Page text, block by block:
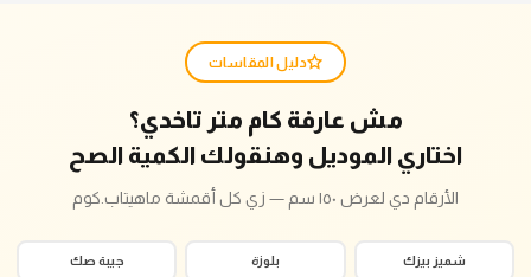
دليل المقاسات
مش عارفة كام متر تاخدي؟
اختاري الموديل وهنقولك الكمية الصح
الأرقام دي لعرض ١٥٠ سم — زي كل أقمشة ماهيتاب.كوم
شميز بيزك بلوزة جيبة صك